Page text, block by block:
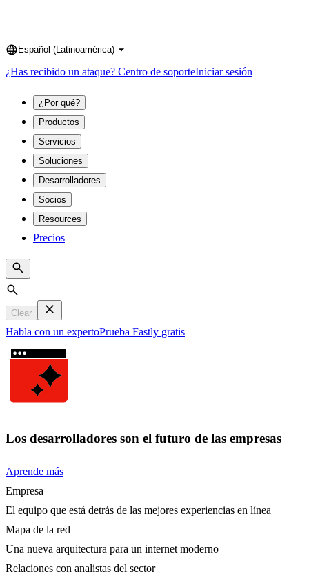
Language
Español (Latinoamérica)
¿Has recibido un ataque? Centro de soporteIniciar sesión
¿Por qué?
Productos
Servicios
Soluciones
Desarrolladores
Socios
Resources
Precios
Search
Clear
Habla con un expertoPrueba Fastly gratis
Los desarrolladores son el futuro de las empresas
Aprende más
Empresa
El equipo que está detrás de las mejores experiencias en línea
Mapa de la red
Una nueva arquitectura para un internet moderno
Relaciones con analistas del sector